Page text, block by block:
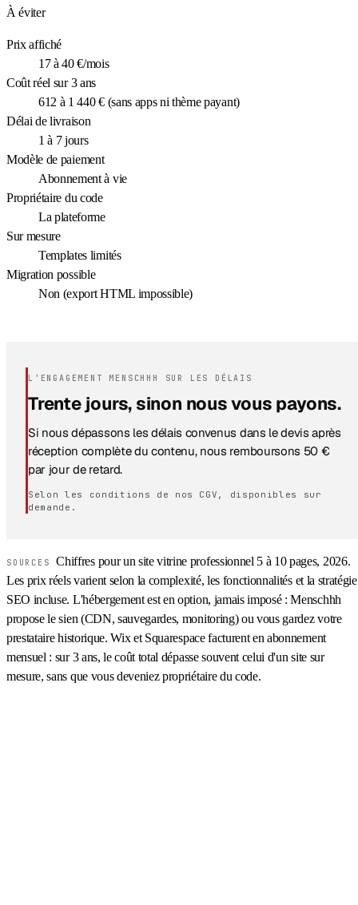
À éviter
Prix affiché
17 à 40 €/mois
Coût réel sur 3 ans
612 à 1 440 € (sans apps ni thème payant)
Délai de livraison
1 à 7 jours
Modèle de paiement
Abonnement à vie
Propriétaire du code
La plateforme
Sur mesure
Templates limités
Migration possible
Non (export HTML impossible)
L'ENGAGEMENT MENSCHHH SUR LES DÉLAIS
Trente jours, sinon nous vous payons.
Si nous dépassons les délais convenus dans le devis après
réception complète du contenu, nous remboursons 50 €
par jour de retard.
Selon les conditions de nos CGV, disponibles sur
demande.
SOURCESChiffres pour un site vitrine professionnel 5 à 10 pages, 2026.
Les prix réels varient selon la complexité, les fonctionnalités et la stratégie
SEO incluse. L'hébergement est en option, jamais imposé : Menschhh
propose le sien (CDN, sauvegardes, monitoring) ou vous gardez votre
prestataire historique. Wix et Squarespace facturent en abonnement
mensuel : sur 3 ans, le coût total dépasse souvent celui d'un site sur
mesure, sans que vous deveniez propriétaire du code.